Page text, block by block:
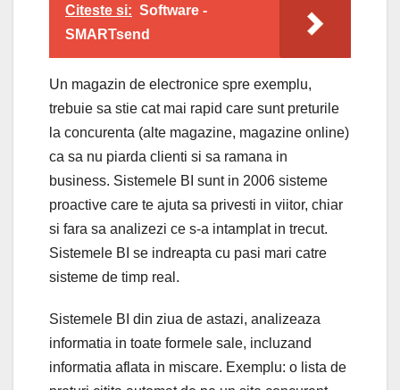
Citeste si: Software -
SMARTsend
Un magazin de electronice spre exemplu,
trebuie sa stie cat mai rapid care sunt preturile
la concurenta (alte magazine, magazine online)
ca sa nu piarda clienti si sa ramana in
business. Sistemele BI sunt in 2006 sisteme
proactive care te ajuta sa privesti in viitor, chiar
si fara sa analizezi ce s-a intamplat in trecut.
Sistemele BI se indreapta cu pasi mari catre
sisteme de timp real.
Sistemele BI din ziua de astazi, analizeaza
informatia in toate formele sale, incluzand
informatia aflata in miscare. Exemplu: o lista de